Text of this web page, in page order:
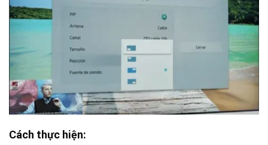
Cách thực hiện: